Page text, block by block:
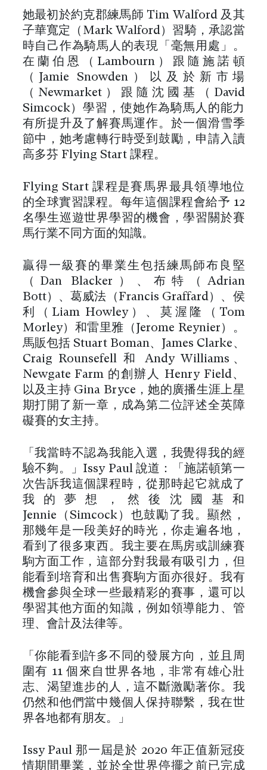
她最初於約克郡練馬師 Tim Walford 及其
子華寬定（Mark Walford）習騎，承認當
時自己作為騎馬人的表現「毫無用處」。
在蘭伯恩（Lambourn）跟隨施諾頓
（Jamie Snowden）以及於新市場
（Newmarket）跟隨沈國基（David
Simcock）學習，使她作為騎馬人的能力
有所提升及了解賽馬運作。於一個滑雪季
節中，她考慮轉行時受到鼓勵，申請入讀
高多芬 Flying Start 課程。
Flying Start 課程是賽馬界最具領導地位
的全球實習課程。每年這個課程會給予 12
名學生巡遊世界學習的機會，學習關於賽
馬行業不同方面的知識。
贏得一級賽的畢業生包括練馬師布良堅
（Dan Blacker）、布特（Adrian
Bott）、葛威法（Francis Graffard）、侯
利（Liam Howley）、莫渥隆（Tom
Morley）和雷里雅（Jerome Reynier）。
馬販包括 Stuart Boman、James Clarke、
Craig Rounsefell 和 Andy Williams、
Newgate Farm 的創辦人 Henry Field、
以及主持 Gina Bryce，她的廣播生涯上星
期打開了新一章，成為第二位評述全英障
礙賽的女主持。
「我當時不認為我能入選，我覺得我的經
驗不夠。」Issy Paul 說道：「施諾頓第一
次告訴我這個課程時，從那時起它就成了
我的夢想，然後沈國基和
Jennie（Simcock）也鼓勵了我。顯然，
那幾年是一段美好的時光，你走遍各地，
看到了很多東西。我主要在馬房或訓練賽
駒方面工作，這部分對我最有吸引力，但
能看到培育和出售賽駒方面亦很好。我有
機會參與全球一些最精彩的賽事，還可以
學習其他方面的知識，例如領導能力、管
理、會計及法律等。
「你能看到許多不同的發展方向，並且周
圍有 11 個來自世界各地，非常有雄心壯
志、渴望進步的人，這不斷激勵著你。我
仍然和他們當中幾個人保持聯繫，我在世
界各地都有朋友。」
Issy Paul 那一屆是於 2020 年正值新冠疫
情期間畢業，並於全世界停擺之前已完成